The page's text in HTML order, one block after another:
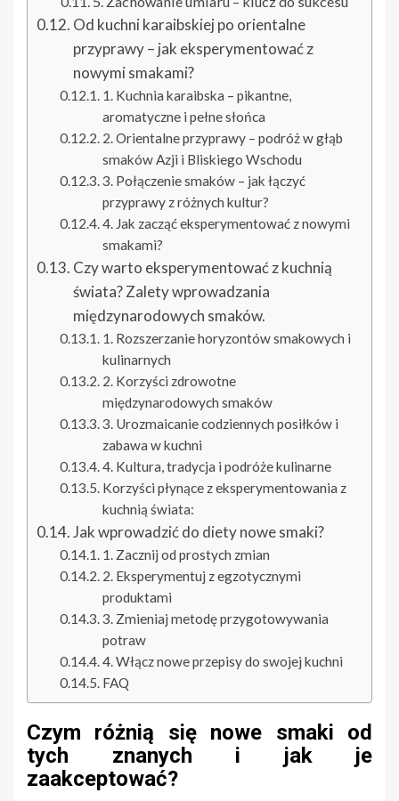
Od kuchni karaibskiej po orientalne
przyprawy – jak eksperymentować z
nowymi smakami?
1. Kuchnia karaibska – pikantne,
aromatyczne i pełne słońca
2. Orientalne przyprawy – podróż w głąb
smaków Azji i Bliskiego Wschodu
3. Połączenie smaków – jak łączyć
przyprawy z różnych kultur?
4. Jak zacząć eksperymentować z nowymi
smakami?
Czy warto eksperymentować z kuchnią
świata? Zalety wprowadzania
międzynarodowych smaków.
1. Rozszerzanie horyzontów smakowych i
kulinarnych
2. Korzyści zdrowotne
międzynarodowych smaków
3. Urozmaicanie codziennych posiłków i
zabawa w kuchni
4. Kultura, tradycja i podróże kulinarne
Korzyści płynące z eksperymentowania z
kuchnią świata:
Jak wprowadzić do diety nowe smaki?
1. Zacznij od prostych zmian
2. Eksperymentuj z egzotycznymi
produktami
3. Zmieniaj metodę przygotowywania
potraw
4. Włącz nowe przepisy do swojej kuchni
FAQ
Czym różnią się nowe smaki od
tych znanych i jak je
zaakceptować?